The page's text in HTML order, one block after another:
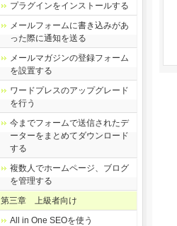
プラグインをインストールする
メールフォームに書き込みがあ
った際に通知を送る
メールマガジンの登録フォーム
を設置する
ワードプレスのアップグレード
を行う
今までフォームで送信されたデ
ーターをまとめてダウンロード
する
複数人でホームページ、ブログ
を管理する
第三章 上級者向け
All in One SEOを使う